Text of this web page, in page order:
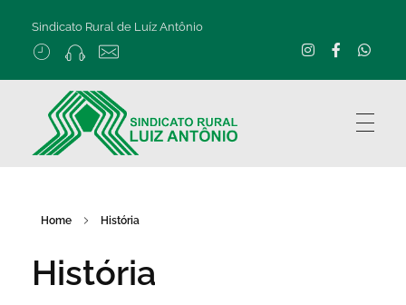
Sindicato Rural de Luíz Antônio
Home História
História